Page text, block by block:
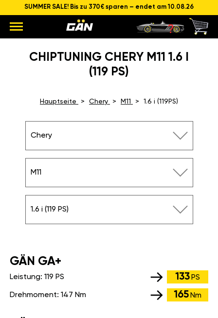
SUMMER SALE! Bis zu 370€ sparen – endet am 10.08.26
CHIPTUNING CHERY M11 1.6 I
(119 PS)
Hauptseite Chery M11 1.6 i (119PS)
Chery
M11
1.6 i (119 PS)
GÄN GA+
Leistung: 119 PS 133 PS
Drehmoment: 147 Nm 165 Nm